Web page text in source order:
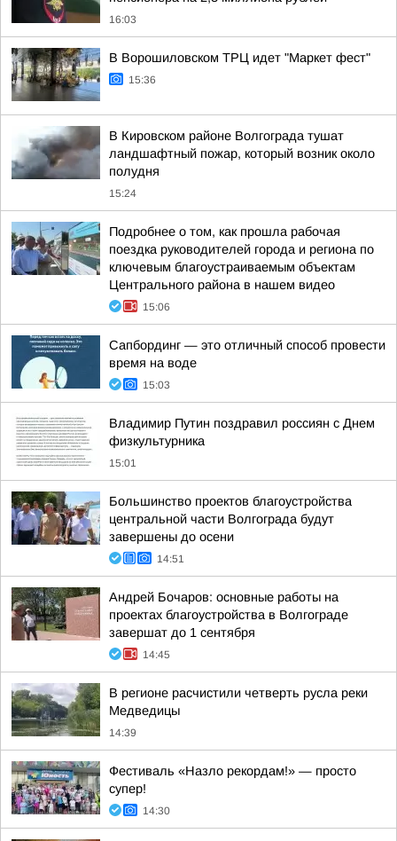
16:03
В Ворошиловском ТРЦ идет "Маркет фест"
15:36
В Кировском районе Волгограда тушат
ландшафтный пожар, который возник около
полудня
15:24
Подробнее о том, как прошла рабочая
поездка руководителей города и региона по
ключевым благоустраиваемым объектам
Центрального района в нашем видео
15:06
Сапбординг — это отличный способ провести
время на воде
15:03
Владимир Путин поздравил россиян с Днем
физкультурника
15:01
Большинство проектов благоустройства
центральной части Волгограда будут
завершены до осени
14:51
Андрей Бочаров: основные работы на
проектах благоустройства в Волгограде
завершат до 1 сентября
14:45
В регионе расчистили четверть русла реки
Медведицы
14:39
Фестиваль «Назло рекордам!» — просто
супер!
14:30